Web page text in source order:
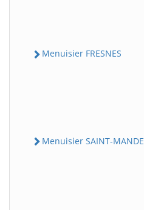
Menuisier FRESNES
Menuisier SAINT-MANDE